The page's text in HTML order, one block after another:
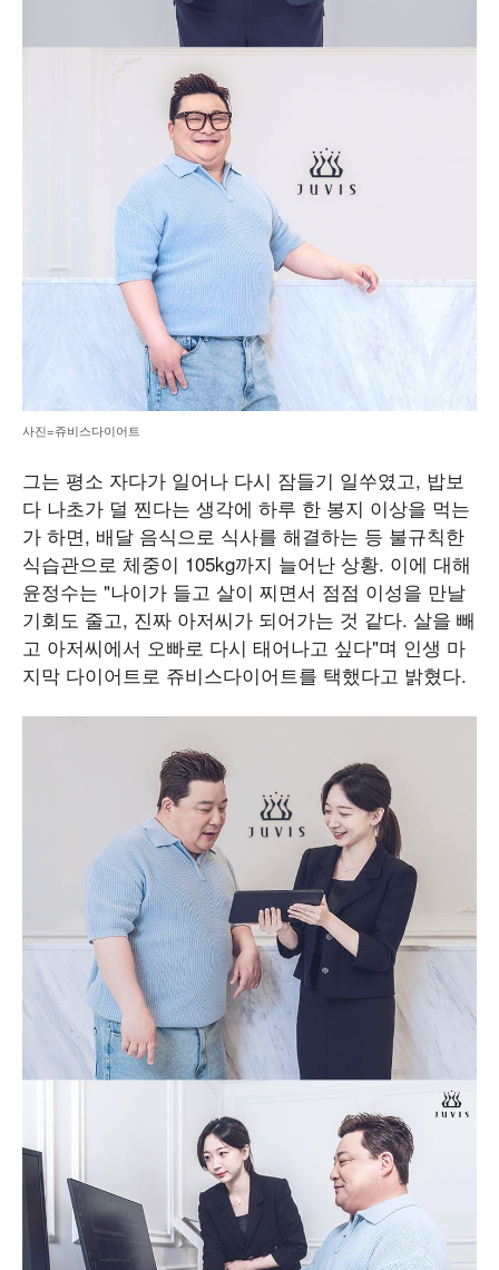
사진=쥬비스다이어트
그는 평소 자다가 일어나 다시 잠들기 일쑤였고, 밥보
다 나초가 덜 찐다는 생각에 하루 한 봉지 이상을 먹는
가 하면, 배달 음식으로 식사를 해결하는 등 불규칙한
식습관으로 체중이 105kg까지 늘어난 상황. 이에 대해
윤정수는 "나이가 들고 살이 찌면서 점점 이성을 만날
기회도 줄고, 진짜 아저씨가 되어가는 것 같다. 살을 빼
고 아저씨에서 오빠로 다시 태어나고 싶다"며 인생 마
지막 다이어트로 쥬비스다이어트를 택했다고 밝혔다.